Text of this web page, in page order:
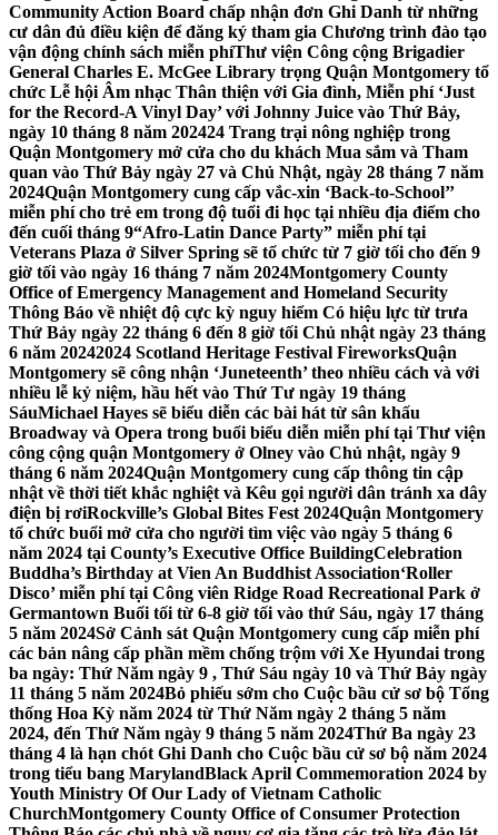
Community Action Board chấp nhận đơn Ghi Danh từ những
cư dân đủ điều kiện để đăng ký tham gia Chương trình đào tạo
vận động chính sách miễn phíThư viện Công cộng Brigadier
General Charles E. McGee Library trọng Quận Montgomery tổ
chức Lễ hội Âm nhạc Thân thiện với Gia đình, Miễn phí ‘Just
for the Record-A Vinyl Day’ với Johnny Juice vào Thứ Bảy,
ngày 10 tháng 8 năm 202424 Trang trại nông nghiệp trong
Quận Montgomery mở cửa cho du khách Mua sắm và Tham
quan vào Thứ Bảy ngày 27 và Chủ Nhật, ngày 28 tháng 7 năm
2024Quận Montgomery cung cấp vắc-xin ‘Back-to-School’’
miễn phí cho trẻ em trong độ tuổi đi học tại nhiều địa điểm cho
đến cuối tháng 9“Afro-Latin Dance Party” miễn phí tại
Veterans Plaza ở Silver Spring sẽ tổ chức từ 7 giờ tối cho đến 9
giờ tối vào ngày 16 tháng 7 năm 2024Montgomery County
Office of Emergency Management and Homeland Security
Thông Báo về nhiệt độ cực kỳ nguy hiểm Có hiệu lực từ trưa
Thứ Bảy ngày 22 tháng 6 đến 8 giờ tối Chủ nhật ngày 23 tháng
6 năm 20242024 Scotland Heritage Festival FireworksQuận
Montgomery sẽ công nhận ‘Juneteenth’ theo nhiều cách và với
nhiều lễ kỷ niệm, hầu hết vào Thứ Tư ngày 19 tháng
SáuMichael Hayes sẽ biểu diễn các bài hát từ sân khấu
Broadway và Opera trong buổi biểu diễn miễn phí tại Thư viện
công cộng quận Montgomery ở Olney vào Chủ nhật, ngày 9
tháng 6 năm 2024Quận Montgomery cung cấp thông tin cập
nhật về thời tiết khắc nghiệt và Kêu gọi người dân tránh xa dây
điện bị rơiRockville’s Global Bites Fest 2024Quận Montgomery
tổ chức buổi mở cửa cho người tìm việc vào ngày 5 tháng 6
năm 2024 tại County’s Executive Office BuildingCelebration
Buddha’s Birthday at Vien An Buddhist Association‘Roller
Disco’ miễn phí tại Công viên Ridge Road Recreational Park ở
Germantown Buổi tối từ 6-8 giờ tối vào thứ Sáu, ngày 17 tháng
5 năm 2024Sở Cảnh sát Quận Montgomery cung cấp miễn phí
các bản nâng cấp phần mềm chống trộm với Xe Hyundai trong
ba ngày: Thứ Năm ngày 9 , Thứ Sáu ngày 10 và Thứ Bảy ngày
11 tháng 5 năm 2024Bỏ phiếu sớm cho Cuộc bầu cử sơ bộ Tổng
thống Hoa Kỳ năm 2024 từ Thứ Năm ngày 2 tháng 5 năm
2024, đến Thứ Năm ngày 9 tháng 5 năm 2024Thứ Ba ngày 23
tháng 4 là hạn chót Ghi Danh cho Cuộc bầu cử sơ bộ năm 2024
trong tiểu bang MarylandBlack April Commemoration 2024 by
Youth Ministry Of Our Lady of Vietnam Catholic
ChurchMontgomery County Office of Consumer Protection